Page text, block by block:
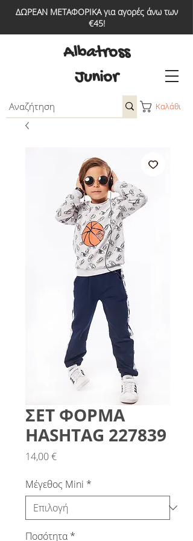
ΔΩΡΕΑΝ ΜΕΤΑΦΟΡΙΚΑ για αγορές άνω των
€45!
Καλάθι
Albatross
Junior
ΣΕΤ ΦΟΡΜΑ
HASHTAG 227839
14,00 €Τιμή
Μέγεθος Mini *
Ποσότητα *